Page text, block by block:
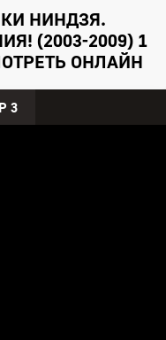
НИНДЗЯ.
(2003-2009) 1
ОНЛАЙН
3